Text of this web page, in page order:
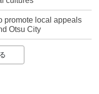
promote local appeals
Otsu City